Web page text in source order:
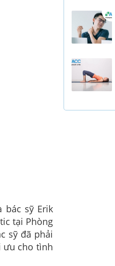
bác sỹ Erik
tại Phòng
sỹ đã phải
ưu cho tình